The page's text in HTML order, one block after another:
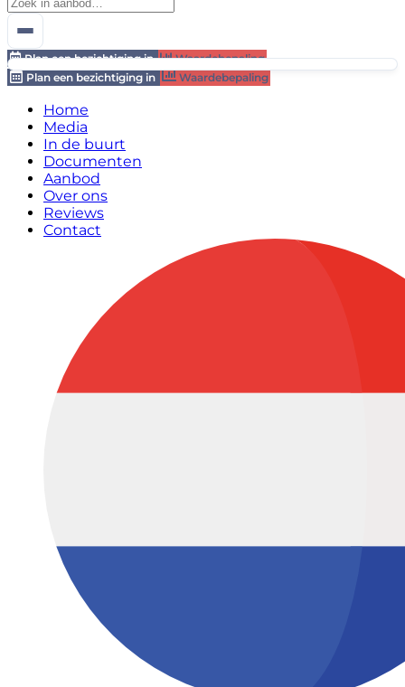
Plan een bezichtiging in
Waardebepaling
Plan een bezichtiging in
Waardebepaling
Home
Media
In de buurt
Documenten
Aanbod
Over ons
Reviews
Contact